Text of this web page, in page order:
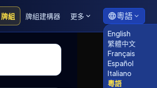
牌組 牌組建構器 更多 粵語
English
繁體中文
Français
Español
Italiano
粵語